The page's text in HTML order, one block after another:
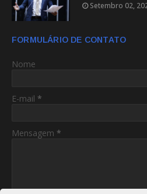
Setembro 02,
FORMULÁRIO DE CONTATO
Nome
E-mail *
Mensagem *